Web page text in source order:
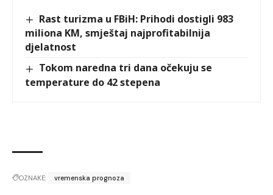
Rast turizma u FBiH: Prihodi dostigli 983
miliona KM, smještaj najprofitabilnija
djelatnost
Tokom naredna tri dana očekuju se
temperature do 42 stepena
OZNAKE: vremenska prognoza